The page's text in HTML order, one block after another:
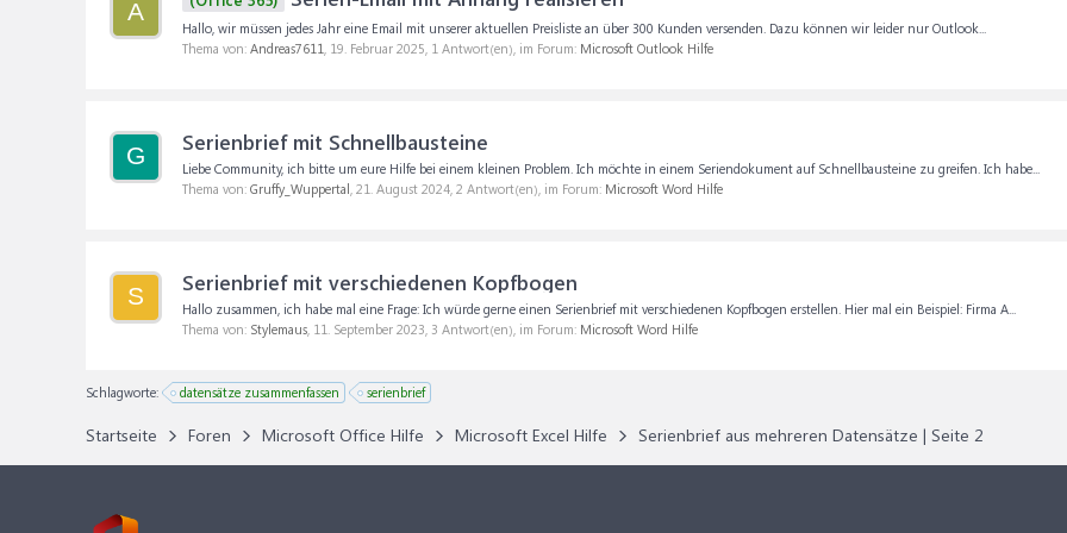
A
Hallo, wir müssen jedes Jahr eine Email mit unserer aktuellen Preisliste an über 300 Kunden versenden. Dazu können wir leider nur Outlook...
Thema von: Andreas7611, 19. Februar 2025, 1 Antwort(en), im Forum: Microsoft Outlook Hilfe
G Serienbrief mit Schnellbausteine
Liebe Community, ich bitte um eure Hilfe bei einem kleinen Problem. Ich möchte in einem Seriendokument auf Schnellbausteine zu greifen. Ich habe...
Thema von: Gruffy_Wuppertal, 21. August 2024, 2 Antwort(en), im Forum: Microsoft Word Hilfe
S Serienbrief mit verschiedenen Kopfbogen
Hallo zusammen, ich habe mal eine Frage: Ich würde gerne einen Serienbrief mit verschiedenen Kopfbogen erstellen. Hier mal ein Beispiel: Firma A...
Thema von: Stylemaus, 11. September 2023, 3 Antwort(en), im Forum: Microsoft Word Hilfe
Schlagworte: datensätze zusammenfassen serienbrief
Startseite Foren Microsoft Office Hilfe Microsoft Excel Hilfe Serienbrief aus mehreren Datensätze | Seite 2